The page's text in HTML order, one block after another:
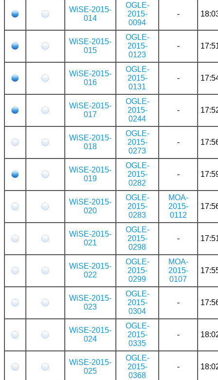
WiSE-2015-
014
OGLE-
2015-
0094
-
WiSE-2015-
015
OGLE-
2015-
0123
-
WiSE-2015-
016
OGLE-
2015-
0131
-
WiSE-2015-
017
OGLE-
2015-
0244
-
WiSE-2015-
018
OGLE-
2015-
0273
-
WiSE-2015-
019
OGLE-
2015-
0282
-
WiSE-2015-
020
OGLE-
2015-
0283
MOA-
2015-
0112
WiSE-2015-
021
OGLE-
2015-
0298
-
WiSE-2015-
022
OGLE-
2015-
0299
MOA-
2015-
0107
WiSE-2015-
023
OGLE-
2015-
0304
-
WiSE-2015-
024
OGLE-
2015-
0335
-
WiSE-2015-
025
OGLE-
2015-
0368
-